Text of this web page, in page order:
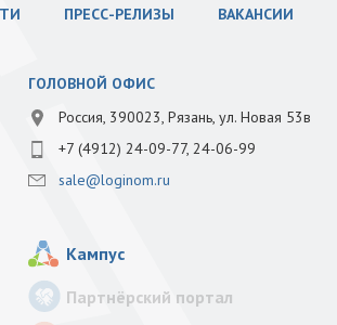
ПРЕСС-РЕЛИЗЫ ВАКАНСИИ
ГОЛОВНОЙ ОФИС
Россия, 390023, Рязань, ул. Новая 53в
+7 (4912) 24-09-77, 24-06-99
sale@loginom.ru
Кампус
Партнёрский портал